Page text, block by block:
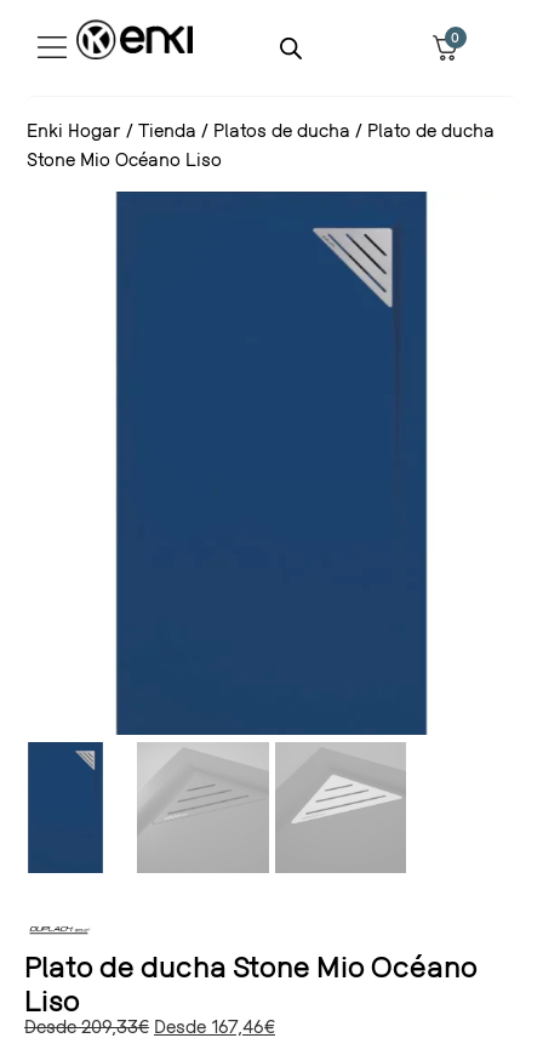
0
Enki Hogar / Tienda / Platos de ducha / Plato de ducha
Stone Mio Océano Liso
Plato de ducha Stone Mio Océano
Liso
Desde209,33€ Desde 167,46€